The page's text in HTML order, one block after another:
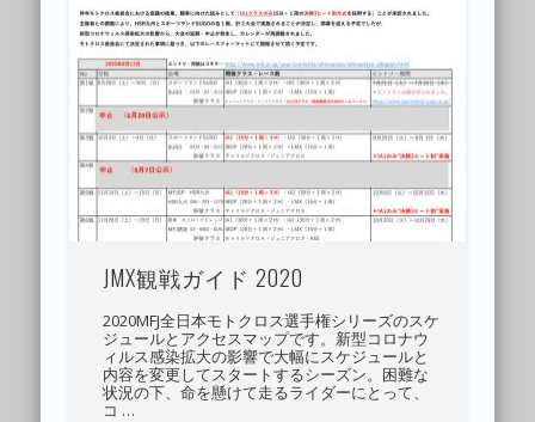
JMX観戦ガイド 2020
2020MFJ全日本モトクロス選手権シリーズのスケ
ジュールとアクセスマップです。新型コロナウ
ィルス感染拡大の影響で大幅にスケジュールと
内容を変更してスタートするシーズン。困難な
状況の下、命を懸けて走るライダーにとって、
コ …